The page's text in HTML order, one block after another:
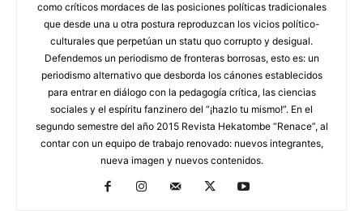
como críticos mordaces de las posiciones políticas tradicionales
que desde una u otra postura reproduzcan los vicios político-
culturales que perpetúan un statu quo corrupto y desigual.
Defendemos un periodismo de fronteras borrosas, esto es: un
periodismo alternativo que desborda los cánones establecidos
para entrar en diálogo con la pedagogía crítica, las ciencias
sociales y el espíritu fanzinero del “¡hazlo tu mismo!”. En el
segundo semestre del año 2015 Revista Hekatombe “Renace”, al
contar con un equipo de trabajo renovado: nuevos integrantes,
nueva imagen y nuevos contenidos.